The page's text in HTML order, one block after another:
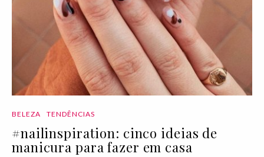
BELEZA TENDÊNCIAS
#nailinspiration: cinco ideias de
manicura para fazer em casa